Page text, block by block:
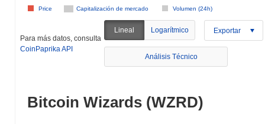
Capitalización de mercado Volumen (24h)
Price
Para más datos, consulta
CoinPaprika API
Lineal Logarítmico Exportar
Análisis Técnico
Bitcoin Wizards (WZRD)